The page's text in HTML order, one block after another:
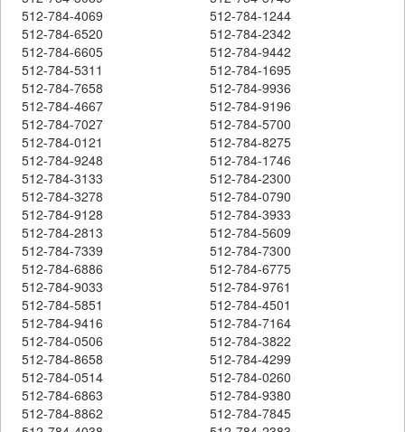
512-784-4069
512-784-1244
512-784-6520
512-784-2342
512-784-6605
512-784-9442
512-784-5311
512-784-1695
512-784-7658
512-784-9936
512-784-4667
512-784-9196
512-784-7027
512-784-5700
512-784-0121
512-784-8275
512-784-9248
512-784-1746
512-784-3133
512-784-2300
512-784-3278
512-784-0790
512-784-9128
512-784-3933
512-784-2813
512-784-5609
512-784-7339
512-784-7300
512-784-6886
512-784-6775
512-784-9033
512-784-9761
512-784-5851
512-784-4501
512-784-9416
512-784-7164
512-784-0506
512-784-3822
512-784-8658
512-784-4299
512-784-0514
512-784-0260
512-784-6863
512-784-9380
512-784-8862
512-784-7845